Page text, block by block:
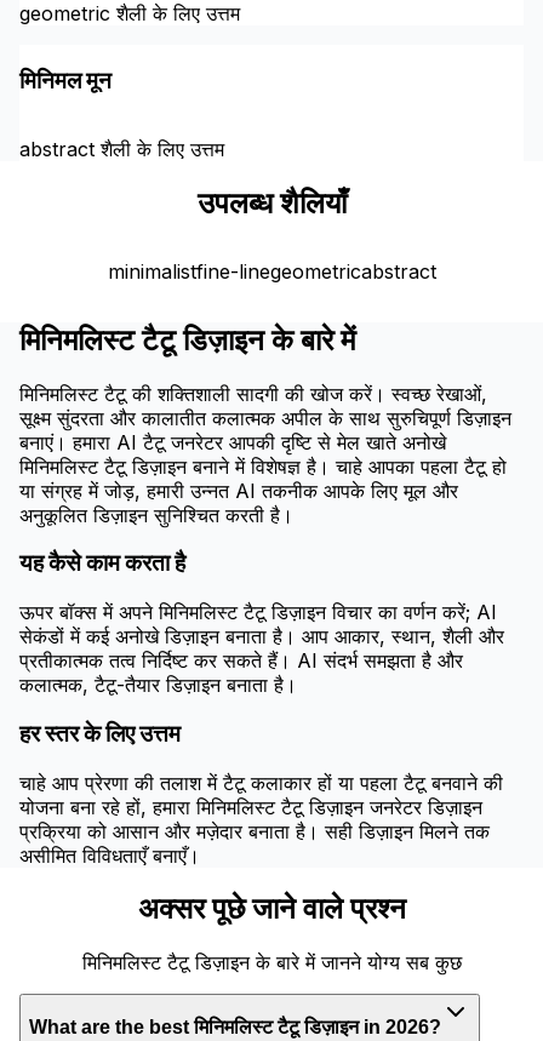
geometric शैली के लिए उत्तम
मिनिमल मून
abstract शैली के लिए उत्तम
उपलब्ध शैलियाँ
minimalistfine-linegeometricabstract
मिनिमलिस्ट टैटू डिज़ाइन के बारे में
मिनिमलिस्ट टैटू की शक्तिशाली सादगी की खोज करें। स्वच्छ रेखाओं,
सूक्ष्म सुंदरता और कालातीत कलात्मक अपील के साथ सुरुचिपूर्ण डिज़ाइन
बनाएं। हमारा AI टैटू जनरेटर आपकी दृष्टि से मेल खाते अनोखे
मिनिमलिस्ट टैटू डिज़ाइन बनाने में विशेषज्ञ है। चाहे आपका पहला टैटू हो
या संग्रह में जोड़, हमारी उन्नत AI तकनीक आपके लिए मूल और
अनुकूलित डिज़ाइन सुनिश्चित करती है।
यह कैसे काम करता है
ऊपर बॉक्स में अपने मिनिमलिस्ट टैटू डिज़ाइन विचार का वर्णन करें; AI
सेकंडों में कई अनोखे डिज़ाइन बनाता है। आप आकार, स्थान, शैली और
प्रतीकात्मक तत्व निर्दिष्ट कर सकते हैं। AI संदर्भ समझता है और
कलात्मक, टैटू-तैयार डिज़ाइन बनाता है।
हर स्तर के लिए उत्तम
चाहे आप प्रेरणा की तलाश में टैटू कलाकार हों या पहला टैटू बनवाने की
योजना बना रहे हों, हमारा मिनिमलिस्ट टैटू डिज़ाइन जनरेटर डिज़ाइन
प्रक्रिया को आसान और मज़ेदार बनाता है। सही डिज़ाइन मिलने तक
असीमित विविधताएँ बनाएँ।
अक्सर पूछे जाने वाले प्रश्न
मिनिमलिस्ट टैटू डिज़ाइन के बारे में जानने योग्य सब कुछ
What are the best मिनिमलिस्ट टैटू डिज़ाइन in 2026?